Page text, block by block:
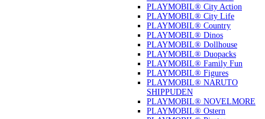
PLAYMOBIL® City Action
PLAYMOBIL® City Life
PLAYMOBIL® Country
PLAYMOBIL® Dinos
PLAYMOBIL® Dollhouse
PLAYMOBIL® Duopacks
PLAYMOBIL® Family Fun
PLAYMOBIL® Figures
PLAYMOBIL® NARUTO
SHIPPUDEN
PLAYMOBIL® NOVELMORE
PLAYMOBIL® Ostern